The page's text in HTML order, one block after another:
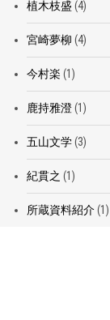
植木枝盛 (4)
宮崎夢柳 (4)
今村楽 (1)
鹿持雅澄(1)
五山文学(3)
紀貫之 (1)
所蔵資料紹介(1)